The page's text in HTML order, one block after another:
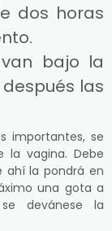
dos horas
bajo la
las
importantes, se
la vagina. Debe
ahí la pondrá en
una gota a
devánese la